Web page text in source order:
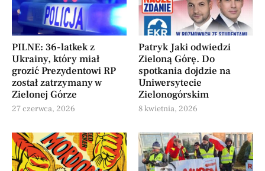
PILNE: 36-latkek z
Ukrainy, który miał
grozić Prezydentowi RP
został zatrzymany w
Zielonej Górze
27 czerwca, 2026
Patryk Jaki odwiedzi
Zieloną Górę. Do
spotkania dojdzie na
Uniwersytecie
Zielonogórskim
8 kwietnia, 2026